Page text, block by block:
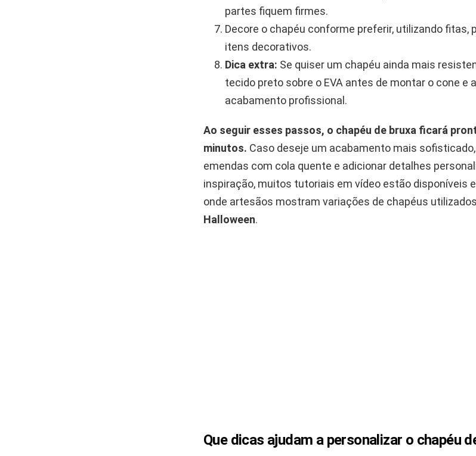
partes fiquem firmes.
Decore o chapéu conforme preferir, utilizando fitas,
itens decorativos.
Dica extra: Se quiser um chapéu ainda mais
tecido preto sobre o EVA antes de montar o cone e
acabamento profissional.
Ao seguir esses passos, o chapéu de bruxa ficará
minutos. Caso deseje um acabamento mais
emendas com cola quente e adicionar detalhes
inspiração, muitos tutoriais em vídeo estão disponíveis
onde artesãos mostram variações de chapéus
Halloween.
Que dicas ajudam a personalizar o chapéu